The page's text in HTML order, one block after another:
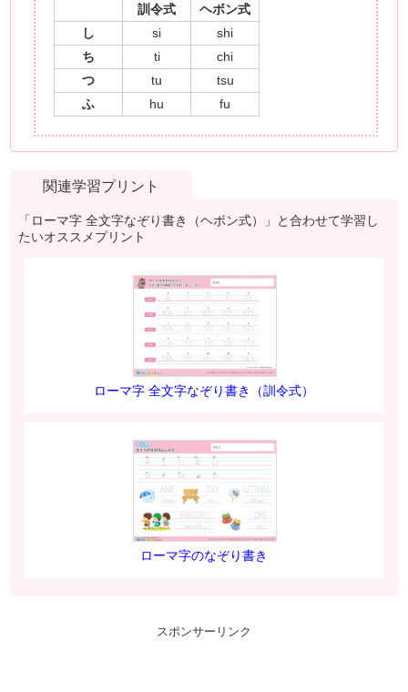
訓令式
ヘボン式
し
si
shi
ち
ti
chi
つ
tu
tsu
ふ
hu fu
関連学習プリント
「ローマ字 全文字なぞり書き（ヘボン式）」と合わせて学習し
たいオススメプリント
ローマ字 全文字なぞり書き（訓令式）
ローマ字のなぞり書き
スポンサーリンク